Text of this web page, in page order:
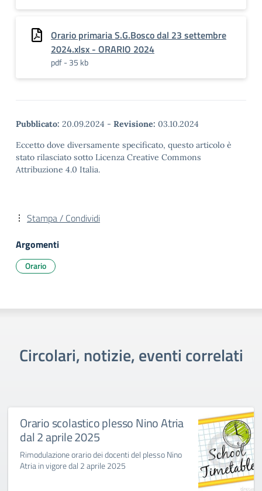
Orario primaria S.G.Bosco dal 23 settembre
2024.xlsx - ORARIO 2024
pdf - 35 kb
Pubblicato: 20.09.2024 - Revisione: 03.10.2024
Eccetto dove diversamente specificato, questo articolo è
stato rilasciato sotto Licenza Creative Commons
Attribuzione 4.0 Italia.
Stampa / Condividi
Argomenti
Orario
Circolari, notizie, eventi correlati
Orario scolastico plesso Nino Atria
dal 2 aprile 2025
Rimodulazione orario dei docenti del plesso Nino
Atria in vigore dal 2 aprile 2025